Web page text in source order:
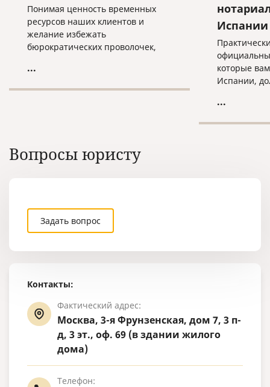
Контакты:
Фактический адрес:
Москва, 3-я Фрунзенская, дом 7, 3 п-
д, 3 эт., оф. 69 (в здании жилого
дома)
Телефон:
Понимая ценность временных
ресурсов наших клиентов и
желание избежать
бюрократических проволочек,
услугу по проставлению апостиля
...
Испании
которые
Испании,
проставить
...
Вопросы юристу
Задать вопрос